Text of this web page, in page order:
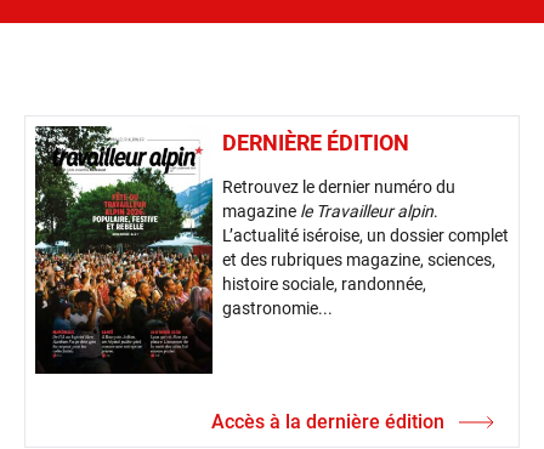
DERNIÈRE ÉDITION
Retrouvez le dernier numéro du
magazine le Travailleur alpin.
L’actualité iséroise, un dossier complet
et des rubriques magazine, sciences,
histoire sociale, randonnée,
gastronomie...
Accès à la dernière édition